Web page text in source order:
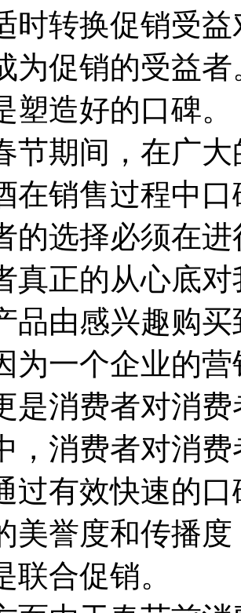
时转换促销受
为促销的受益者
造好的口碑。
期间，在广大
在销售过程中
的选择必须在
真正的从心底
品由感兴趣购
为一个企业的
是消费者对消
消费者对消费
过有效快速的
美誉度和传播
合促销。